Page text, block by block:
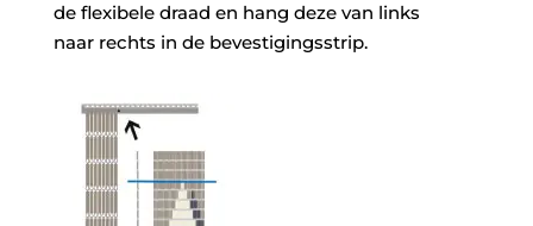
de flexibele draad en hang deze van links
naar rechts in de bevestigingsstrip.